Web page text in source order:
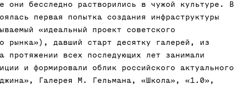
они бесследно растворились в чужой культуре. В
первая попытка создания инфраструктуры
«идеальный проект советского
рынка»), давший старт десятку галерей, из
протяжении всех последующих лет занимали
и формировали облик российского актуального
Галерея М. Гельмана, «Школа», «1.0»,